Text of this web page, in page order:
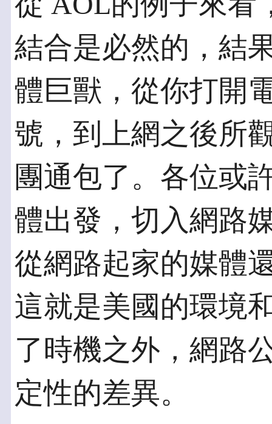
結合是必然的，結
體巨獸，從你打開
號，到上網之後所
團通包了。各位或
體出發，切入網路
從網路起家的媒體
這就是美國的環境
了時機之外，網路
定性的差異。